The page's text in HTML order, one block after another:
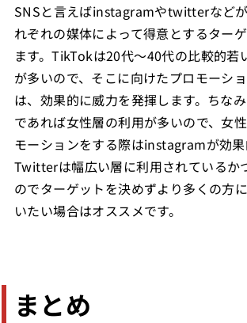
SNSと言えばinstagramやtwitterなど
れぞれの媒体によって得意とするター
ます。TikTokは20代～40代の比較的若
が多いので、そこに向けたプロモーシ
は、効果的に威力を発揮します。ちな
であれば女性層の利用が多いので、女
モーションをする際はinstagramが効果
Twitterは幅広い層に利用されているか
のでターゲットを決めずより多くの方
いたい場合はオススメです。
まとめ